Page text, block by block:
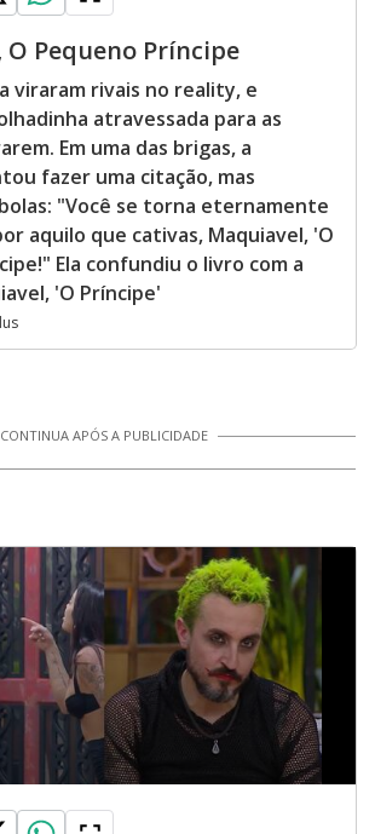
Pequeno Príncipe
viraram rivais no reality, e
atravessada para as
Em uma das brigas, a
fazer uma citação, mas
"Você se torna eternamente
aquilo que cativas, Maquiavel, 'O
Ela confundiu o livro com a
'O Príncipe'
CONTINUA APÓS A PUBLICIDADE